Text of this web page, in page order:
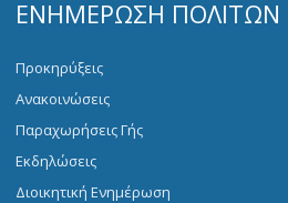
ΕΝΗΜΈΡΩΣΗ ΠΟΛΙΤΏΝ
Προκηρύξεις
Ανακοινώσεις
Παραχωρήσεις Γής
Εκδηλώσεις
Διοικητική Ενημέρωση